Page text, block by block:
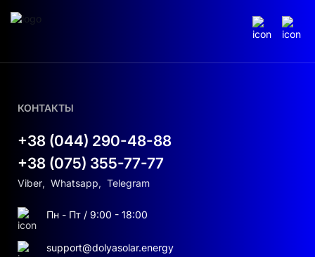
КОНТАКТЫ
+38 (044) 290-48-88
+38 (075) 355-77-77
Viber, Whatsapp, Telegram
Пн - Пт / 9:00 - 18:00
support@dolyasolar.energy